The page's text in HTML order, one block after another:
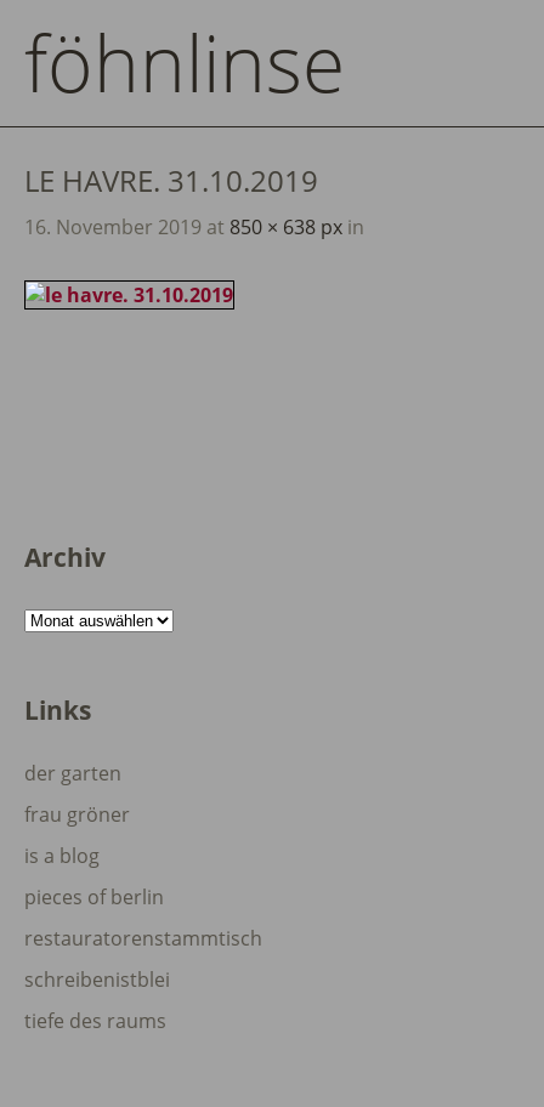
föhnlinse
LE HAVRE. 31.10.2019
16. November 2019 at 850 × 638 px in
Archiv
Archiv
Links
der garten
frau gröner
is a blog
pieces of berlin
restauratorenstammtisch
schreibenistblei
tiefe des raums